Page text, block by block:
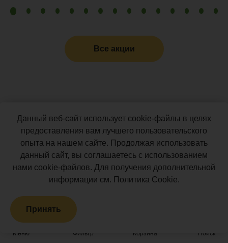
Меню Фильтр Корзина Поиск
Все акции
Компания «Поливуд» предлагает Вашему вниманию
ограждения для зонирования территории приусадебного
участка и комплектующие к ним. Компания «Поливуд»
является лидирующим в России производителем по
стоимости, ассортименту и качеству древесно-
полимерного композита.
Аргументы в пользу
наших декоративных
Данный веб-сайт использует cookie-файлы в целях
предоставления вам лучшего пользовательского
опыта на нашем сайте. Продолжая использовать
данный сайт, вы соглашаетесь с использованием
нами cookie-файлов. Для получения дополнительной
информации см. Политика Cookie.
Принять